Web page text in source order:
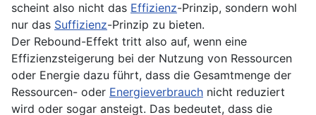
scheint also nicht das Effizienz-Prinzip, sondern wohl
nur das Suffizienz-Prinzip zu bieten.
Der Rebound-Effekt tritt also auf, wenn eine
Effizienzsteigerung bei der Nutzung von Ressourcen
oder Energie dazu führt, dass die Gesamtmenge der
Ressourcen- oder Energieverbrauch nicht reduziert
wird oder sogar ansteigt. Das bedeutet, dass die